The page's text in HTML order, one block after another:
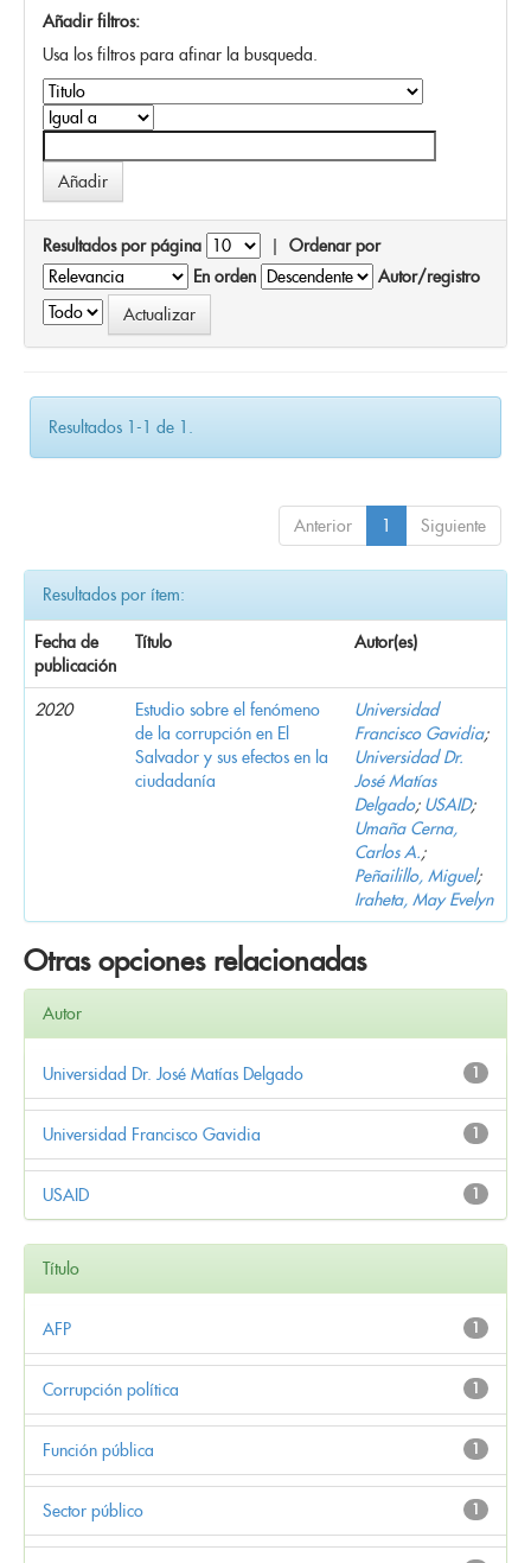
Añadir filtros:
Usa los filtros para afinar la busqueda.
Resultados por página | Ordenar por
En orden
Autor/registro
Resultados 1-1 de 1.
Anterior 1 Siguiente
Resultados por ítem:
Fecha de
publicación
Título Autor(es)
2020
Estudio sobre el fenómeno
de la corrupción en El
Salvador y sus efectos en la
ciudadanía
Universidad
Francisco Gavidia;
Universidad Dr.
José Matías
Delgado; USAID;
Umaña Cerna,
Carlos A.;
Peñailillo, Miguel;
Iraheta, May Evelyn
Otras opciones relacionadas
Autor
1
Universidad Dr. José Matías Delgado
1
Universidad Francisco Gavidia
1
USAID
Título
1
AFP
1
Corrupción política
1
Función pública
1
Sector público